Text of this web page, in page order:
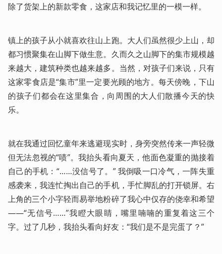
除了货架上的新款零食，这家店和我记忆里的一模一样。
镇上的孩子从小就喜欢往山上跑。大人们虽然很少上山，却
都习惯聚集在山脚下做生意。久而久之山脚下的集市规模越
来越大，建筑种类也越来越多。当然，对孩子们来说，只有
这家零食店是“集市”里一定要光顾的地方。每天傍晚，下山
的孩子们都会在这里集合，向周围的大人们散播今天的快
乐。
就在我通过回忆童年来逃避现实时，身旁突然传来一声轻微
但无法忽视的“啧”。我抬头看向夏天，他面色凝重的抛接着
自己的手机：“……没信号了。” 我倒吸一口冷气，一阵失重
感袭来，我连忙掏出自己的手机，手忙脚乱的打开锁屏。右
上角的三个小字轻而易举地粉碎了我心中仅存的侥幸和希望
——“无信号……”我瞪大眼睛，嘴里喃喃的重复着这三个
字。过了几秒，我抬头看向好友：“我们是不是完蛋了？”